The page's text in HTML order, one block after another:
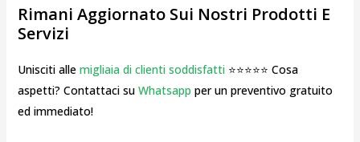
Rimani Aggiornato Sui Nostri Prodotti E
Servizi
Unisciti alle migliaia di clienti soddisfatti⭐⭐⭐⭐⭐ Cosa
aspetti? Contattaci su Whatsapp per un preventivo gratuito
ed immediato!